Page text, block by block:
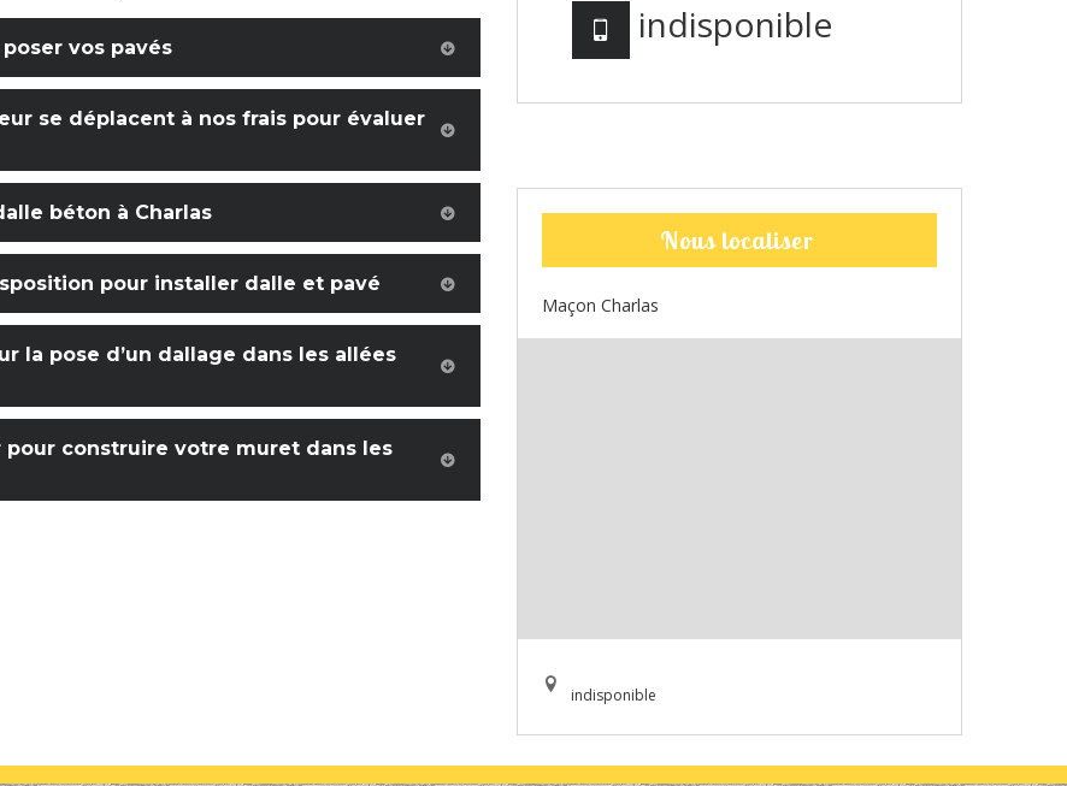
vos pavés
se déplacent à nos frais pour évaluer
béton à Charlas
pour installer dalle et pavé
la pose d’un dallage dans les allées
pour construire votre muret dans les
indisponible
Nous localiser
Maçon Charlas
indisponible